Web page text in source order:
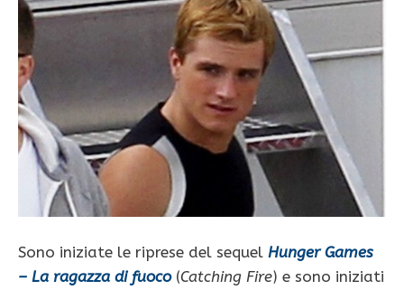
Sono iniziate le riprese del sequel Hunger Games
– La ragazza di fuoco(Catching Fire) e sono iniziati